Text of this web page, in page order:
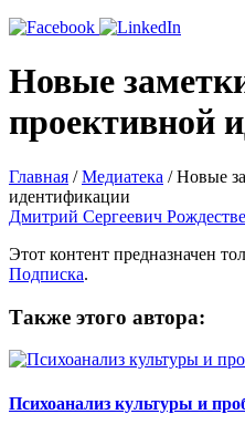
Новые
проективной
Главная /Медиатека /Новые
идентификации
Дмитрий Сергеевич
Этот контент предназначен
Подписка.
Также этого автора:
Психоанализ культуры и